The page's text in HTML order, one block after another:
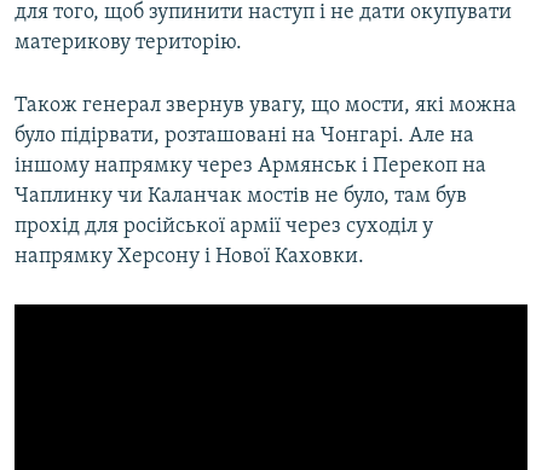
для того, щоб зупинити наступ і не дати окупувати
материкову територію.
Також генерал звернув увагу, що мости, які можна
було підірвати, розташовані на Чонгарі. Але на
іншому напрямку через Армянськ і Перекоп на
Чаплинку чи Каланчак мостів не було, там був
прохід для російської армії через суходіл у
напрямку Херсону і Нової Каховки.